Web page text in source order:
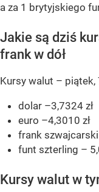
a za 1 brytyjskiego
Jakie są dziś
frank w dół
Kursy walut – piątek,
dolar –3,7324 zł
euro –4,3010 zł
frank
funt szterling –
Kursy walut w